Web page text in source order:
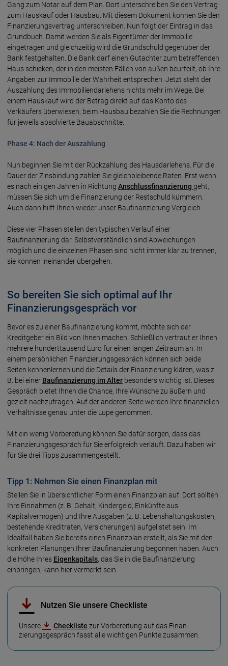
Gang zum Notar auf dem Plan. Dort unterschreiben Sie den Vertrag
zum Hauskauf oder Hausbau. Mit diesem Dokument können Sie den
Finanzierungsvertrag unterschreiben. Nun folgt der Eintrag in das
Grundbuch. Damit werden Sie als Eigentümer der Immobilie
eingetragen und gleichzeitig wird die Grundschuld gegenüber der
Bank festgehalten. Die Bank darf einen Gutachter zum betreffenden
Haus schicken, der in den meisten Fällen von außen beurteilt, ob Ihre
Angaben zur Immobilie der Wahrheit entsprechen. Jetzt steht der
Auszahlung des Immobiliendarlehens nichts mehr im Wege. Bei
einem Hauskauf wird der Betrag direkt auf das Konto des
Verkäufers überwiesen, beim Hausbau bezahlen Sie die Rechnungen
für jeweils absolvierte Bauabschnitte.
Phase 4: Nach der Auszahlung
Nun beginnen Sie mit der Rückzahlung des Hausdarlehens. Für die
Dauer der Zinsbindung zahlen Sie gleichbleibende Raten. Erst wenn
es nach einigen Jahren in Richtung Anschlussfinanzierung geht,
müssen Sie sich um die Finanzierung der Restschuld kümmern.
Auch dann hilft Ihnen wieder unser Baufinanzierung Vergleich.
Diese vier Phasen stellen den typischen Verlauf einer
Baufinanzierung dar. Selbstverständlich sind Abweichungen
möglich und die einzelnen Phasen sind nicht immer klar zu trennen,
sie können ineinander übergehen.
So bereiten Sie sich optimal auf Ihr
Finanzierungs­gespräch vor
Bevor es zu einer Baufinanzierung kommt, möchte sich der
Kreditgeber ein Bild von Ihnen machen. Schließlich vertraut er Ihnen
mehrere hunderttausend Euro für einen langen Zeitraum an. In
einem persönlichen Finanzierungsgespräch können sich beide
Seiten kennenlernen und die Details der Finanzierung klären, was z.
B. bei einer Baufinanzierung im Alter besonders wichtig ist. Dieses
Gespräch bietet Ihnen die Chance, Ihre Wünsche zu äußern und
gezielt nachzufragen. Auf der anderen Seite werden Ihre finanziellen
Verhältnisse genau unter die Lupe genommen.
Mit ein wenig Vorbereitung können Sie dafür sorgen, dass das
Finanzierungsgespräch für Sie erfolgreich verläuft. Dazu haben wir
für Sie drei Tipps zusammengestellt.
Tipp 1: Nehmen Sie einen Finanzplan mit
Stellen Sie in übersichtlicher Form einen Finanzplan auf. Dort sollten
Ihre Einnahmen (z. B. Gehalt, Kindergeld, Einkünfte aus
Kapitalvermögen) und Ihre Ausgaben (z. B. Lebenshaltungskosten,
bestehende Kreditraten, Versicherungen) aufgelistet sein. Im
Idealfall haben Sie bereits einen Finanzplan erstellt, als Sie mit den
konkreten Planungen Ihrer Baufinanzierung begonnen haben. Auch
die Höhe Ihres Eigenkapitals, das Sie in die Baufinanzierung
einbringen, kann hier vermerkt sein.
Nutzen Sie unsere Checkliste
Unsere Checkliste zur Vorbereitung auf das Finan­
zierungs­gespräch fasst alle wichtigen Punkte zusammen.